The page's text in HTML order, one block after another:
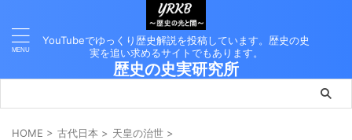
YouTubeでゆっくり歴史解説を投稿しています。歴史の史
実を追い求めるサイトでもあります。
歴史の史実研究所
HOME > 古代日本 > 天皇の治世 >